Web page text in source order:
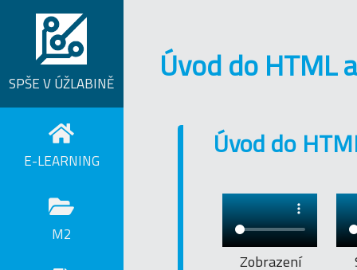
SPŠE V ÚŽLABINĚ
E-LEARNING
M2
Úvod do HTML
Úvod do
Zobrazení